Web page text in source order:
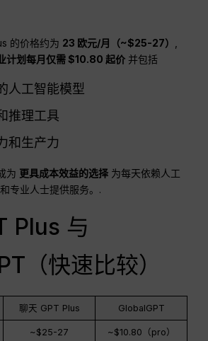
的价格约为 23 欧元/月（~$25-27）
计划每月仅需 $10.80 起价 并包括
人工智能模型
推理工具
和生产力
为 更具成本效益的选择 为每天依赖人工
专业人士提供服务。.
Plus 与
（快速比较）
聊天 GPT Plus GlobalGPT
~$25-27 ~$10.80（pro）